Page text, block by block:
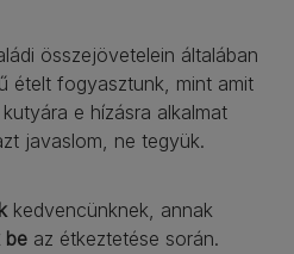
összejövetelein általában
ételt fogyasztunk, mint amit
e hízásra alkalmat
javaslom, ne tegyük.
kedvencünknek, annak
be az étkeztetése során.